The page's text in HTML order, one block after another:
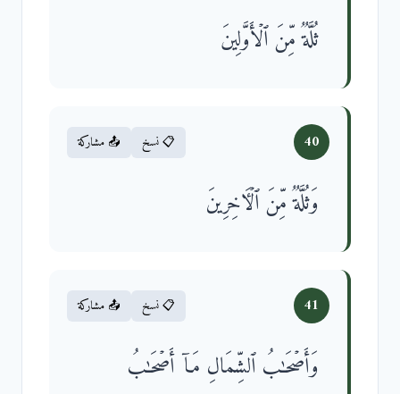
ثُلَّةࣱ مِّنَ ٱلۡأَوَّلِینَ
40 📋 نسخ 📤 مشاركة
وَثُلَّةࣱ مِّنَ ٱلۡـَٔاخِرِینَ
41 📋 نسخ 📤 مشاركة
وَأَصۡحَـٰبُ ٱلشِّمَالِ مَاۤ أَصۡحَـٰبُ